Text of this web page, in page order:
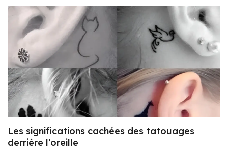
Les significations cachées des tatouages
derrière l’oreille